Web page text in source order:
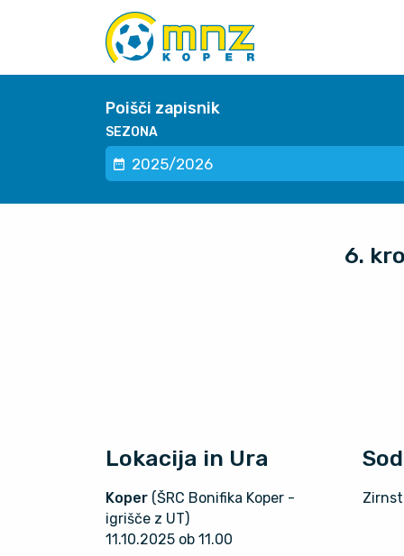
Poišči zapisnik
SEZONA
6.
Lokacija in Ura
Koper (ŠRC Bonifika Koper -
igrišče z UT)
11.10.2025 ob 11.00